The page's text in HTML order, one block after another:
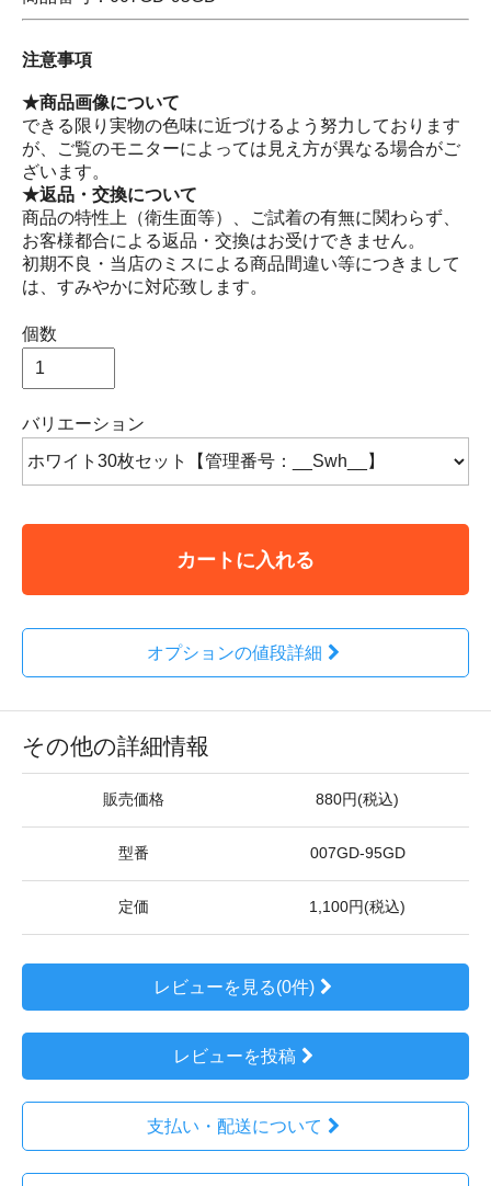
注意事項
★商品画像について
できる限り実物の色味に近づけるよう努力しております
が、ご覧のモニターによっては見え方が異なる場合がご
ざいます。
★返品・交換について
商品の特性上（衛生面等）、ご試着の有無に関わらず、
お客様都合による返品・交換はお受けできません。
初期不良・当店のミスによる商品間違い等につきまして
は、すみやかに対応致します。
個数
バリエーション
カートに入れる
オプションの値段詳細
その他の詳細情報
販売価格 880円(税込)
型番 007GD-95GD
定価 1,100円(税込)
レビューを見る(0件)
レビューを投稿
支払い・配送について